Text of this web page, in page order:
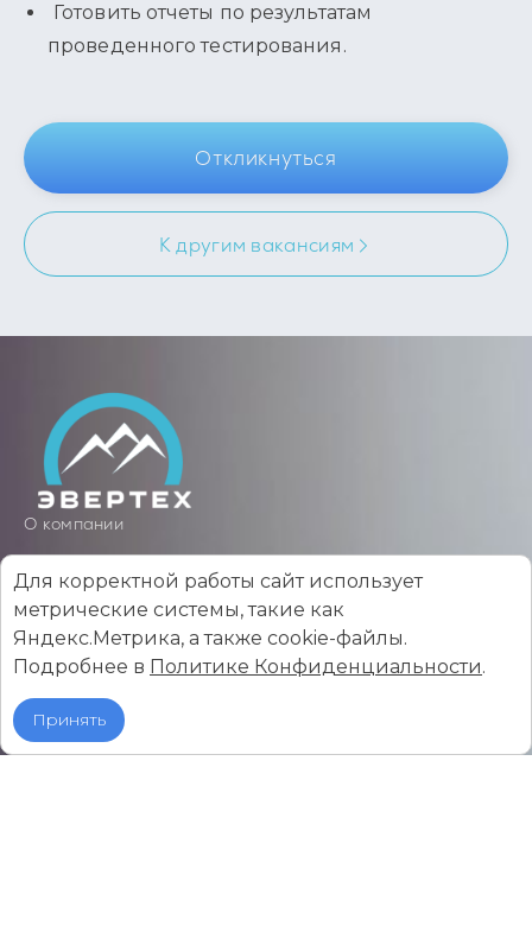
Готовить отчеты по результатам
проведенного тестирования.
Откликнуться
К другим вакансиям
О компании
Услуги
Карьера у нас
Вакансии
Контакты
Опыт
Цены
Для корректной работы сайт использует
метрические системы, такие как
Яндекс.Метрика, а также cookie-файлы.
Подробнее в Политике Конфиденциальности.
Принять